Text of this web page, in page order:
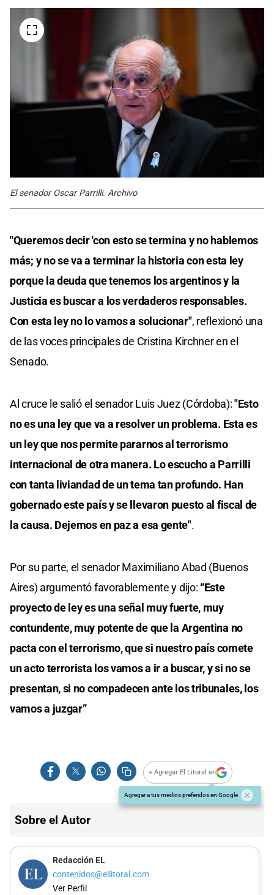
El senador Oscar Parrilli. Archivo
"Queremos decir 'con esto se termina y no hablemos
más; y no se va a terminar la historia con esta ley
porque la deuda que tenemos los argentinos y la
Justicia es buscar a los verdaderos responsables.
Con esta ley no lo vamos a solucionar", reflexionó una
de las voces principales de Cristina Kirchner en el
Senado.
Al cruce le salió el senador Luis Juez (Córdoba):"Esto
no es una ley que va a resolver un problema. Esta es
un ley que nos permite pararnos al terrorismo
internacional de otra manera. Lo escucho a Parrilli
con tanta liviandad de un tema tan profundo. Han
gobernado este país y se llevaron puesto al fiscal de
la causa. Dejemos en paz a esa gente".
Por su parte, el senador Maximiliano Abad (Buenos
Aires) argumentó favorablemente y dijo: “Este
proyecto de ley es una señal muy fuerte, muy
contundente, muy potente de que la Argentina no
pacta con el terrorismo, que si nuestro país comete
un acto terrorista los vamos a ir a buscar, y si no se
presentan, si no compadecen ante los tribunales, los
vamos a juzgar”
+ Agregar El Litoral en
Agregar a tus medios preferidos en Google
Sobre el Autor
Redacción EL
contenidos@ellitoral.com
Ver Perfil